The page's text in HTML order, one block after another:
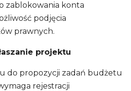
zablokowania konta
podjęcia
prawnych.
projektu
do propozycji zadań budżetu
rejestracji